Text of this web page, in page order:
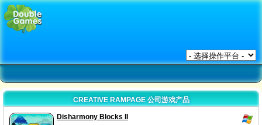
CREATIVE RAMPAGE 公司游戏产品
Disharmony Blocks II